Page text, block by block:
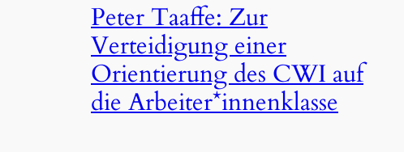
Peter Taaffe: Zur
Verteidigung einer
Orientierung des CWI auf
die Arbeiter*innenklasse